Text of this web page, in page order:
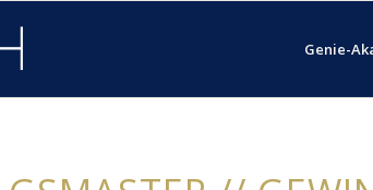
Genie-